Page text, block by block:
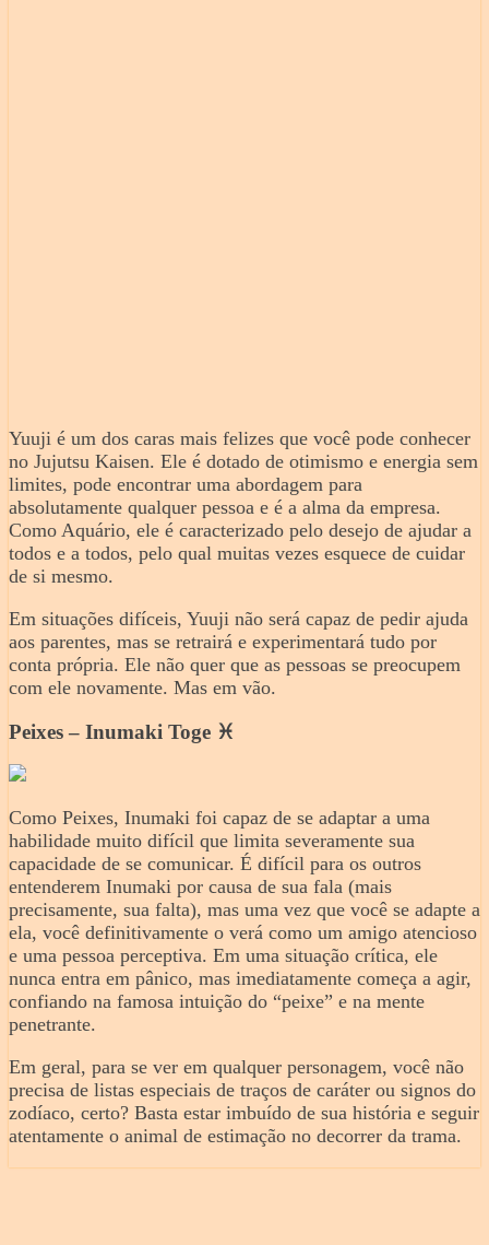
Yuuji é um dos caras mais felizes que você pode conhecer
no Jujutsu Kaisen. Ele é dotado de otimismo e energia sem
limites, pode encontrar uma abordagem para
absolutamente qualquer pessoa e é a alma da empresa.
Como Aquário, ele é caracterizado pelo desejo de ajudar a
todos e a todos, pelo qual muitas vezes esquece de cuidar
de si mesmo.
Em situações difíceis, Yuuji não será capaz de pedir ajuda
aos parentes, mas se retrairá e experimentará tudo por
conta própria. Ele não quer que as pessoas se preocupem
com ele novamente. Mas em vão.
Peixes – Inumaki Toge ♓️
Como Peixes, Inumaki foi capaz de se adaptar a uma
habilidade muito difícil que limita severamente sua
capacidade de se comunicar. É difícil para os outros
entenderem Inumaki por causa de sua fala (mais
precisamente, sua falta), mas uma vez que você se adapte a
ela, você definitivamente o verá como um amigo atencioso
e uma pessoa perceptiva. Em uma situação crítica, ele
nunca entra em pânico, mas imediatamente começa a agir,
confiando na famosa intuição do “peixe” e na mente
penetrante.
Em geral, para se ver em qualquer personagem, você não
precisa de listas especiais de traços de caráter ou signos do
zodíaco, certo? Basta estar imbuído de sua história e seguir
atentamente o animal de estimação no decorrer da trama.